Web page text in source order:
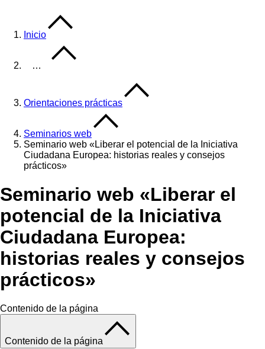
Inicio
…
Orientaciones prácticas
Seminarios web
Seminario web «Liberar el potencial de la Iniciativa
Ciudadana Europea: historias reales y consejos
prácticos»
Seminario web «Liberar el
potencial de la Iniciativa
Ciudadana Europea:
historias reales y consejos
prácticos»
Contenido de la página
Contenido de la página